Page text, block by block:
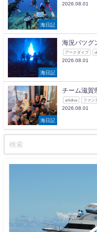
海日記
2026.08.01
海日記
海況バツグ
アークダイブ
2026.08.01
海日記
チーム滋賀
arkdive ファン
2026.08.01